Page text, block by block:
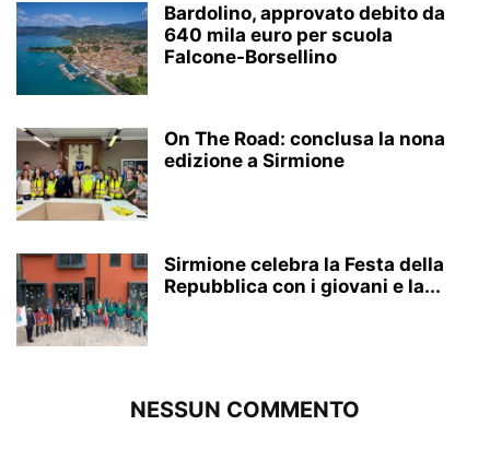
Bardolino, approvato debito da
640 mila euro per scuola
Falcone-Borsellino
On The Road: conclusa la nona
edizione a Sirmione
Sirmione celebra la Festa della
Repubblica con i giovani e la...
NESSUN COMMENTO